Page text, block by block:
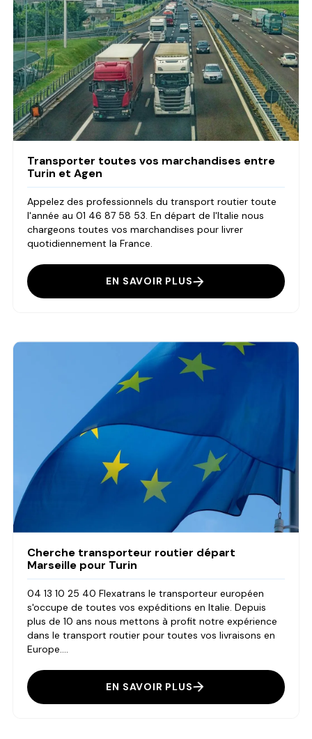
Transporter toutes vos marchandises entre
Turin et Agen
Appelez des professionnels du transport routier toute
l'année au 01 46 87 58 53. En départ de l'Italie nous
chargeons toutes vos marchandises pour livrer
quotidiennement la France.
EN SAVOIR PLUS
Cherche transporteur routier départ
Marseille pour Turin
04 13 10 25 40 Flexatrans le transporteur européen
s'occupe de toutes vos expéditions en Italie. Depuis
plus de 10 ans nous mettons à profit notre expérience
dans le transport routier pour toutes vos livraisons en
Europe....
EN SAVOIR PLUS